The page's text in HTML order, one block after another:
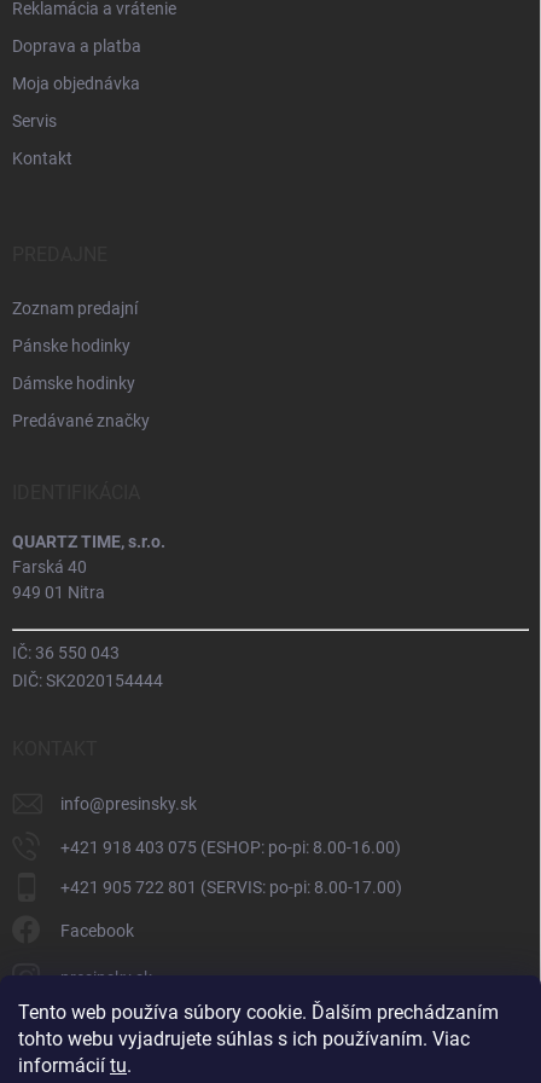
Tento web používa súbory cookie. Ďalším prechádzaním
tohto webu vyjadrujete súhlas s ich používaním. Viac
informácií tu.
Reklamácia a vrátenie
Doprava a platba
Moja objednávka
Servis
Kontakt
Zoznam predajní
Pánske hodinky
Dámske hodinky
Predávané značky
QUARTZ TIME, s.r.o.
Farská 40
949 01 Nitra
IČ: 36 550 043
DIČ: SK2020154444
info@presinsky.sk
+421 918 403 075 (ESHOP: po-pi: 8.00-16.00)
+421 905 722 801 (SERVIS: po-pi: 8.00-17.00)
Facebook
presinsky.sk